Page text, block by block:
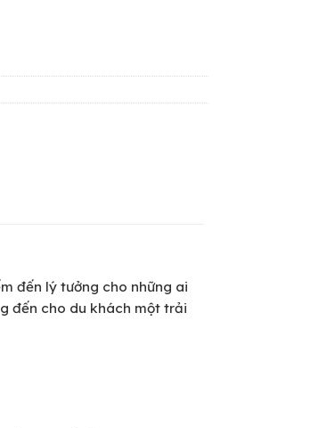
đến lý tưởng cho những ai
đến cho du khách một trải